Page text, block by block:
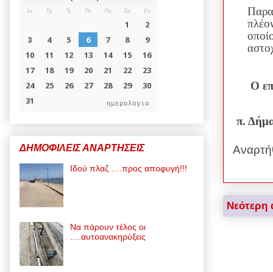
Ο
π.
Νεότερη
ημερολογιο
ΔΗΜΟΦΙΛΕΙΣ ΑΝΑΡΤΗΣΕΙΣ
Ιδού πλαζ ….προς αποφυγή!!!
Να πάρουν τέλος οι
….αυτοανακηρύξεις